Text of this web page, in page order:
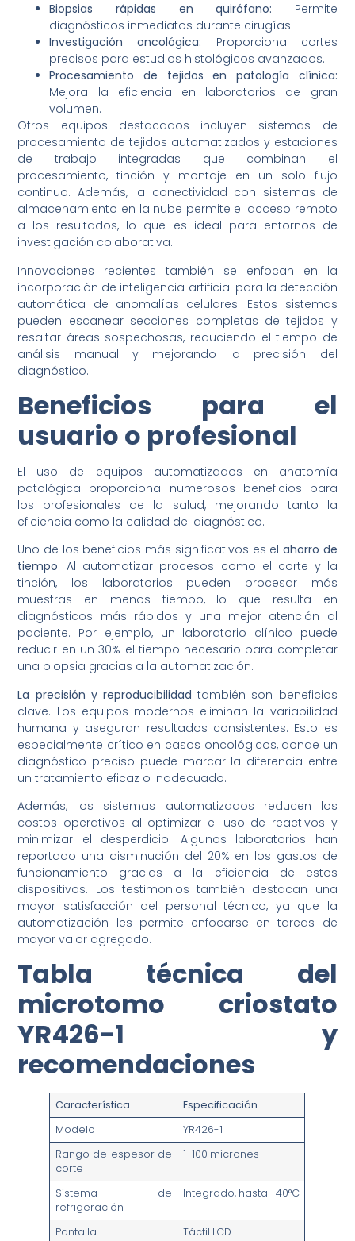
Biopsias rápidas en quirófano: Permite
diagnósticos inmediatos durante cirugías.
Investigación oncológica: Proporciona cortes
precisos para estudios histológicos avanzados.
Procesamiento de tejidos en patología clínica:
Mejora la eficiencia en laboratorios de gran
volumen.
Otros equipos destacados incluyen sistemas de
procesamiento de tejidos automatizados y estaciones
de trabajo integradas que combinan el
procesamiento, tinción y montaje en un solo flujo
continuo. Además, la conectividad con sistemas de
almacenamiento en la nube permite el acceso remoto
a los resultados, lo que es ideal para entornos de
investigación colaborativa.
Innovaciones recientes también se enfocan en la
incorporación de inteligencia artificial para la detección
automática de anomalías celulares. Estos sistemas
pueden escanear secciones completas de tejidos y
resaltar áreas sospechosas, reduciendo el tiempo de
análisis manual y mejorando la precisión del
diagnóstico.
Beneficios para el
usuario o profesional
El uso de equipos automatizados en anatomía
patológica proporciona numerosos beneficios para
los profesionales de la salud, mejorando tanto la
eficiencia como la calidad del diagnóstico.
Uno de los beneficios más significativos es el ahorro de
tiempo. Al automatizar procesos como el corte y la
tinción, los laboratorios pueden procesar más
muestras en menos tiempo, lo que resulta en
diagnósticos más rápidos y una mejor atención al
paciente. Por ejemplo, un laboratorio clínico puede
reducir en un 30% el tiempo necesario para completar
una biopsia gracias a la automatización.
La precisión y reproducibilidad también son beneficios
clave. Los equipos modernos eliminan la variabilidad
humana y aseguran resultados consistentes. Esto es
especialmente crítico en casos oncológicos, donde un
diagnóstico preciso puede marcar la diferencia entre
un tratamiento eficaz o inadecuado.
Además, los sistemas automatizados reducen los
costos operativos al optimizar el uso de reactivos y
minimizar el desperdicio. Algunos laboratorios han
reportado una disminución del 20% en los gastos de
funcionamiento gracias a la eficiencia de estos
dispositivos. Los testimonios también destacan una
mayor satisfacción del personal técnico, ya que la
automatización les permite enfocarse en tareas de
mayor valor agregado.
Tabla técnica del
microtomo criostato
YR426-1 y
recomendaciones
Característica
Especificación
Modelo
YR426-1
Rango de espesor de
corte
1-100 micrones
Sistema de
refrigeración
Integrado, hasta -40°C
Pantalla Táctil LCD